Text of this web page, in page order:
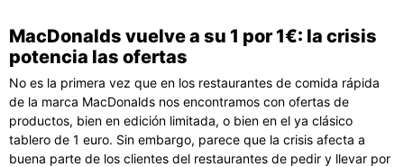
MacDonalds vuelve a su 1 por 1€: la crisis
potencia las ofertas
No es la primera vez que en los restaurantes de comida rápida
de la marca MacDonalds nos encontramos con ofertas de
productos, bien en edición limitada, o bien en el ya clásico
tablero de 1 euro. Sin embargo, parece que la crisis afecta a
buena parte de los clientes del restaurantes de pedir y llevar por